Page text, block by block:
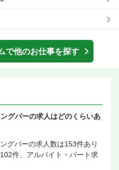
で他のお仕事を探す
グバーの求人はどのくらいあ
グバーの求人数は153件あり
件、アルバイト・パート求